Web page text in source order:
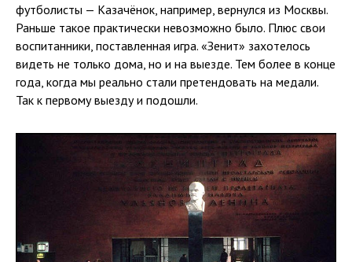
футболисты — Казачёнок, например, вернулся из Москвы.
Раньше такое практически невозможно было. Плюс свои
воспитанники, поставленная игра. «Зенит» захотелось
видеть не только дома, но и на выезде. Тем более в конце
года, когда мы реально стали претендовать на медали.
Так к первому выезду и подошли.